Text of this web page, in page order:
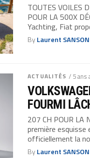
TOUTES VOILES
POUR LA 500X
Yachting, Fiat
ByLaurent SANSON
ACTUALITÉS / 5 ans
FOURMI
207 CH POUR LA
première esquisse
officiellement la
ByLaurent SANSON